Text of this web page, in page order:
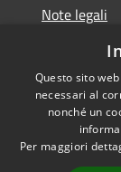
Note legali
Accessibilità
Questo sito
necessari al
nonché un
Per maggiori